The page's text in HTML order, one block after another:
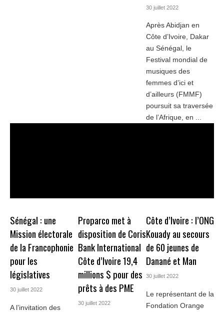
30 juillet 2022
Après Abidjan en
Côte d’Ivoire, Dakar
au Sénégal, le
Festival mondial de
musiques des
femmes d’ici et
d’ailleurs (FMMF)
poursuit sa traversée
de l’Afrique, en ...
Sénégal : une
Mission électorale
de la Francophonie
pour les
législatives
30 juillet 2022
A l’invitation des
Proparco met à
disposition de Coris
Bank International
Côte d’Ivoire 19,4
millions $ pour des
prêts à des PME
30 juillet 2022
Côte d’Ivoire : l’ONG
Kouady au secours
de 60 jeunes de
Danané et Man
30 juillet 2022
Le représentant de la
Fondation Orange